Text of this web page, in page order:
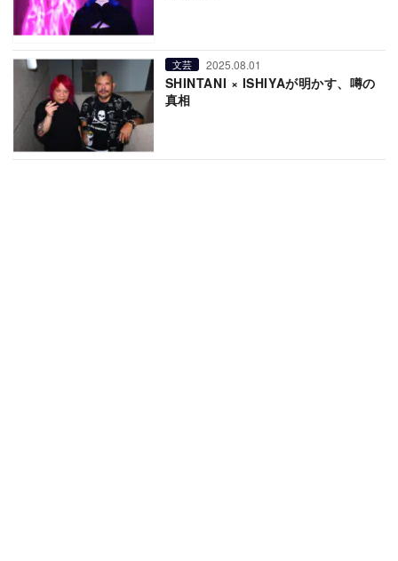
文芸 2025.08.01
SHINTANI × ISHIYAが明かす、噂の
真相